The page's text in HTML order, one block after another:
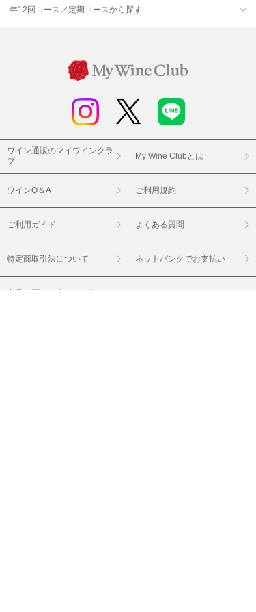
年12回コース／定期コースから探す
ワイン通販のマイワインクラ
ブ
My Wine Clubとは
ワインQ＆A ご利用規約
ご利用ガイド よくある質問
特定商取引法について ネットバンクでお支払い
商品に関する大切なお知らせ セキュリティについて